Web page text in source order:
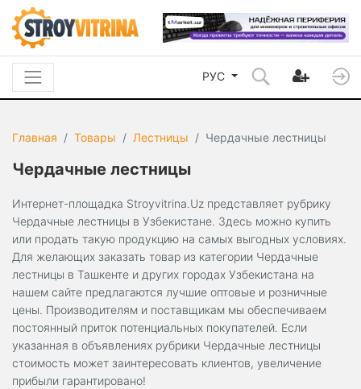
РУС
Главная Товары Лестницы Чердачные лестницы
Чердачные лестницы
Интернет-площадка Stroyvitrina.Uz представляет рубрику
Чердачные лестницы в Узбекистане. Здесь можно купить
или продать такую продукцию на самых выгодных условиях.
Для желающих заказать товар из категории Чердачные
лестницы в Ташкенте и других городах Узбекистана на
нашем сайте предлагаются лучшие оптовые и розничные
цены. Производителям и поставщикам мы обеспечиваем
постоянный приток потенциальных покупателей. Если
указанная в объявлениях рубрики Чердачные лестницы
стоимость может заинтересовать клиентов, увеличение
прибыли гарантировано!